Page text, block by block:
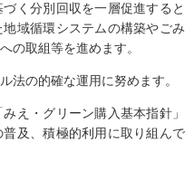
く分別回収を一層促進すると
域循環システムの構築やごみ
の取組等を進めます。
法の的確な運用に努めます。
え・グリーン購入基本指針」
及、積極的利用に取り組んで